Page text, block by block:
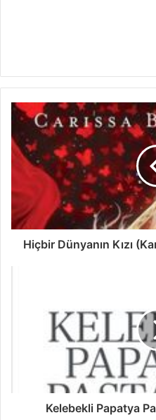
Hiçbir Dünyanın Kızı
Kelebekli Papatya